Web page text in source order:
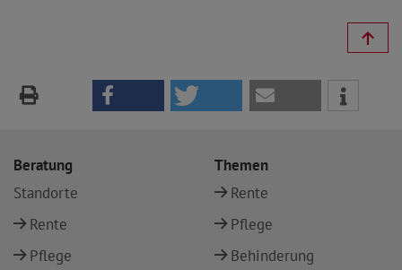
Beratung
Standorte
Rente
Pflege
Themen
Rente
Pflege
Behinderung